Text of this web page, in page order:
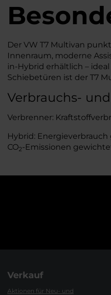
Der VW T7 Multivan
Innenraum, moderne
in-Hybrid erhältlich –
Schiebetüren ist der T7
Verbrauchs-
Verbrenner:
Hybrid:
CO2-Emissionen
Verkauf
Aktionen für Neu- und